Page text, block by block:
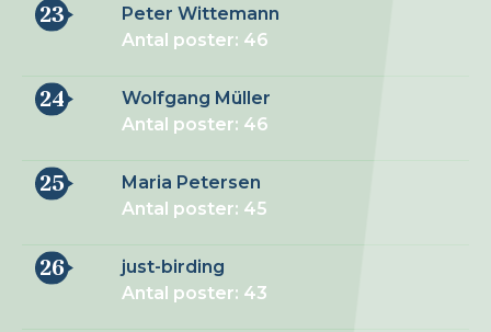
23
Peter Wittemann
Antal poster: 46
24
Wolfgang Müller
Antal poster: 46
25
Maria Petersen
Antal poster: 45
26
just-birding
Antal poster: 43